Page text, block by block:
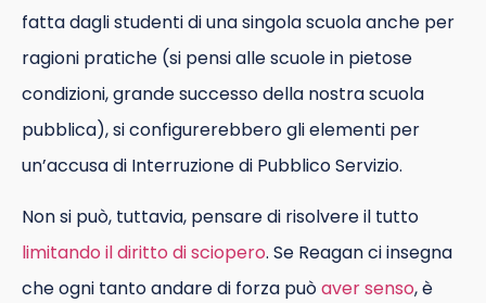
fatta dagli studenti di una singola scuola anche per
ragioni pratiche (si pensi alle scuole in pietose
condizioni, grande successo della nostra scuola
pubblica), si configurerebbero gli elementi per
un’accusa di Interruzione di Pubblico Servizio.
Non si può, tuttavia, pensare di risolvere il tutto
limitando il diritto di sciopero. Se Reagan ci insegna
che ogni tanto andare di forza puòaver senso, è